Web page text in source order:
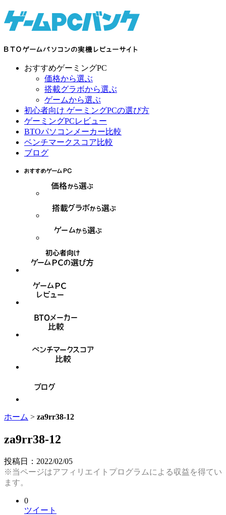
おすすめゲーミングPC
価格から選ぶ
搭載グラボから選ぶ
ゲームから選ぶ
初心者向け ゲーミングPCの選び方
ゲーミングPCレビュー
BTOパソコンメーカー比較
ベンチマークスコア比較
ブログ
ホーム > za9rr38-12
za9rr38-12
投稿日： 2022/02/05
※当ページはアフィリエイトプログラムによる収益を得てい
ます。
0
ツイート